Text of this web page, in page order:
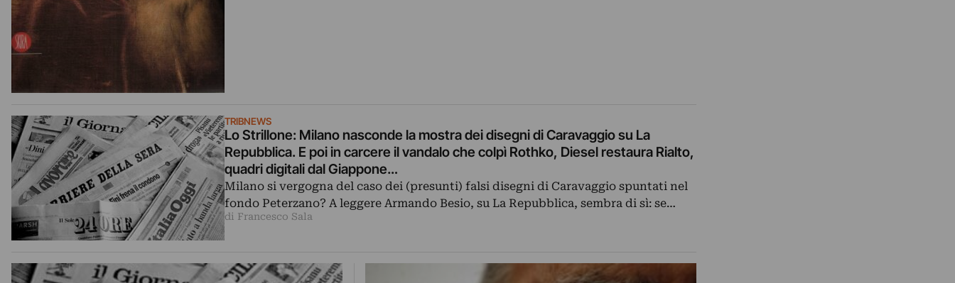
TRIBNEWS
Lo Strillone: Milano nasconde la mostra dei disegni di Caravaggio su La
Repubblica. E poi in carcere il vandalo che colpì Rothko, Diesel restaura Rialto,
quadri digitali dal Giappone…
Milano si vergogna del caso dei (presunti) falsi disegni di Caravaggio spuntati nel
fondo Peterzano? A leggere Armando Besio, su La Repubblica, sembra di sì: se…
di Francesco Sala